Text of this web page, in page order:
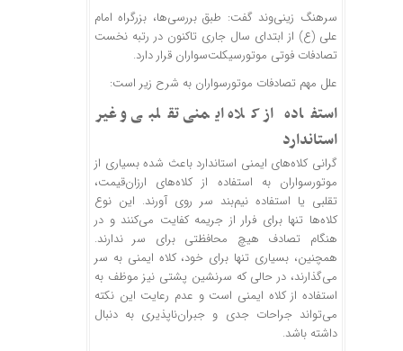
سرهنگ زینی‌وند گفت: طبق بررسی‌ها، بزرگراه امام
علی (ع) از ابتدای سال جاری تاکنون در رتبه نخست
تصادفات فوتی موتورسیکلت‌سواران قرار دارد.
علل مهم تصادفات موتورسواران به شرح زیر است:
استفاده از کلاه ایمنی تقلبی و غیر
استاندارد
گرانی کلاه‌های ایمنی استاندارد باعث شده بسیاری از
موتورسواران به استفاده از کلاه‌های ارزان‌قیمت،
تقلبی یا استفاده نیم‌بند سر روی آورند. این نوع
کلاه‌ها تنها برای فرار از جریمه کفایت می‌کنند و در
هنگام تصادف هیچ محافظتی برای سر ندارند.
همچنین، بسیاری تنها برای خود، کلاه ایمنی به سر
می‌گذارند، در حالی که سرنشین پشتی نیز موظف به
استفاده از کلاه ایمنی است و عدم رعایت این نکته
می‌تواند جراحات جدی و جبران‌ناپذیری به دنبال
داشته باشد.